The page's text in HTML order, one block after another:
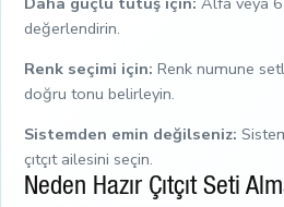
değerlendirin.
Renk seçimi için: Renk numune
doğru tonu belirleyin.
Sistemden emin değilseniz:
çıtçıt ailesini seçin.
Neden Hazır Çıtçıt Seti